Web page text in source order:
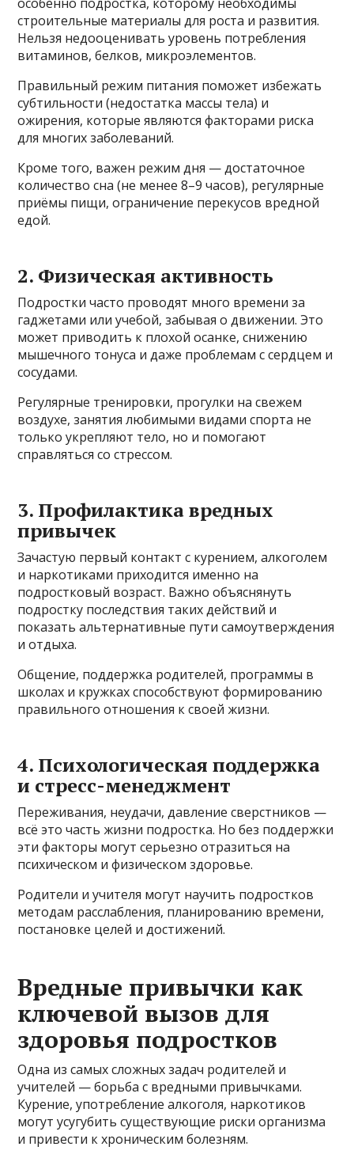
строительные материалы для роста и развития.
Нельзя недооценивать уровень потребления
витаминов, белков, микроэлементов.
Правильный режим питания поможет избежать
субтильности (недостатка массы тела) и
ожирения, которые являются факторами риска
для многих заболеваний.
Кроме того, важен режим дня — достаточное
количество сна (не менее 8–9 часов), регулярные
приёмы пищи, ограничение перекусов вредной
едой.
2. Физическая активность
Подростки часто проводят много времени за
гаджетами или учебой, забывая о движении. Это
может приводить к плохой осанке, снижению
мышечного тонуса и даже проблемам с сердцем и
сосудами.
Регулярные тренировки, прогулки на свежем
воздухе, занятия любимыми видами спорта не
только укрепляют тело, но и помогают
справляться со стрессом.
3. Профилактика вредных
привычек
Зачастую первый контакт с курением, алкоголем
и наркотиками приходится именно на
подростковый возраст. Важно объяснянуть
подростку последствия таких действий и
показать альтернативные пути самоутверждения
и отдыха.
Общение, поддержка родителей, программы в
школах и кружках способствуют формированию
правильного отношения к своей жизни.
4. Психологическая поддержка
и стресс-менеджмент
Переживания, неудачи, давление сверстников —
всё это часть жизни подростка. Но без поддержки
эти факторы могут серьезно отразиться на
психическом и физическом здоровье.
Родители и учителя могут научить подростков
методам расслабления, планированию времени,
постановке целей и достижений.
Вредные привычки как
ключевой вызов для
здоровья подростков
Одна из самых сложных задач родителей и
учителей — борьба с вредными привычками.
Курение, употребление алкоголя, наркотиков
могут усугубить существующие риски организма
и привести к хроническим болезням.